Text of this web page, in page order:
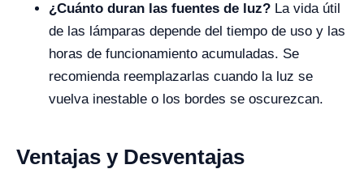
¿Cuánto duran las fuentes de luz? La vida útil
de las lámparas depende del tiempo de uso y las
horas de funcionamiento acumuladas. Se
recomienda reemplazarlas cuando la luz se
vuelva inestable o los bordes se oscurezcan.
Ventajas y Desventajas